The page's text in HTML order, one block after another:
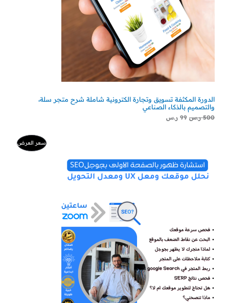
الدورة المكثفة تسويق وتجارة الكترونية شاملة شرح متجر سلة،
والتصميم بالذكاء الصناعي
500 ر.س 99 ر.س
سعر العرضمنتج
500 ر.س.
300 ر.س.